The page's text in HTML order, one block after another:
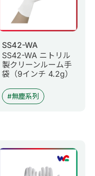
SS42-WA
SS42-WA ニトリル
製クリーンルーム手
袋（9インチ 4.2g）
無塵系列